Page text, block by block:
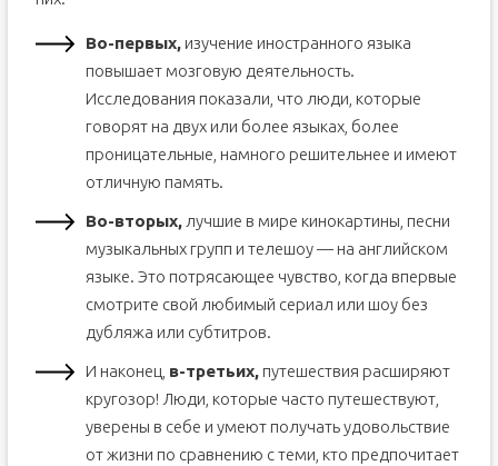
Во-первых,изучение иностранного языка
повышает мозговую деятельность.
Исследования показали, что люди, которые
говорят на двух или более языках, более
проницательные, намного решительнее и имеют
отличную память.
Во-вторых,лучшие в мире кинокартины, песни
музыкальных групп и телешоу — на английском
языке. Это потрясающее чувство, когда впервые
смотрите свой любимый сериал или шоу без
дубляжа или субтитров.
И наконец, в-третьих,путешествия расширяют
кругозор! Люди, которые часто путешествуют,
уверены в себе и умеют получать удовольствие
от жизни по сравнению с теми, кто предпочитает